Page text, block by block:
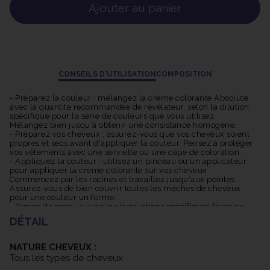
d'obtenir des résultats magnifiques tout en protégeant vos
cheveux.
Ajouter au panier
CONSEILS D'UTILISATION COMPOSITION
- Préparez la couleur : mélangez la crème colorante Absolute
avec la quantité recommandée de révélateur, selon la dilution
spécifique pour la série de couleurs que vous utilisez.
Mélangez bien jusqu'à obtenir une consistance homogène.
- Préparez vos cheveux : assurez-vous que vos cheveux soient
propres et secs avant d'appliquer la couleur. Pensez à protéger
vos vêtements avec une serviette ou une cape de coloration.
- Appliquez la couleur : utilisez un pinceau ou un applicateur
pour appliquer la crème colorante sur vos cheveux.
Commencez par les racines et travaillez jusqu'aux pointes.
Assurez-vous de bien couvrir toutes les mèches de cheveux
pour une couleur uniforme.
- Temps de pose : suivez les instructions spécifiques fournies
avec la crème colorante pour déterminer le temps de pause
approprié. Cela peut varier en fonction de la nuance choisie et
pouvez utiliser une serviette chaude pour envelopper vos
cheveux, ce qui peut aider à améliorer la pénétration de la
couleur.
DÉTAIL
NATURE CHEVEUX :
Tous les types de cheveux